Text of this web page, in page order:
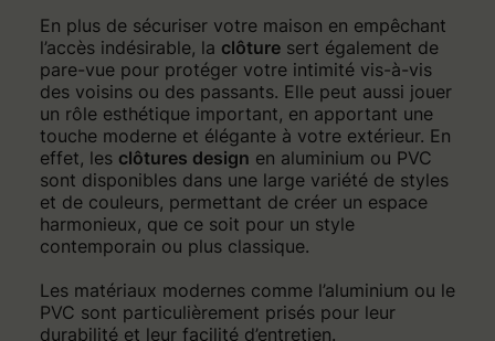
En plus de sécuriser votre maison en empêchant
l’accès indésirable, la clôturesert également de
pare-vue pour protéger votre intimité vis-à-vis
des voisins ou des passants. Elle peut aussi jouer
un rôle esthétique important, en apportant une
touche moderne et élégante à votre extérieur. En
effet, les clôtures design en aluminium ou PVC
sont disponibles dans une large variété de styles
et de couleurs, permettant de créer un espace
harmonieux, que ce soit pour un style
contemporain ou plus classique.
Les matériaux modernes comme l’aluminium ou le
PVC sont particulièrement prisés pour leur
durabilité et leur facilité d’entretien.